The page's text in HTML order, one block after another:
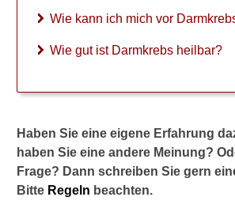
Wie kann ich mich vor
Wie gut ist Darmkrebs heilbar?
Haben Sie eine eigene Erfahrung
haben Sie eine andere Meinung?
Frage? Dann schreiben Sie gern
Bitte Regeln beachten.
m
i
K
n
k
e
n